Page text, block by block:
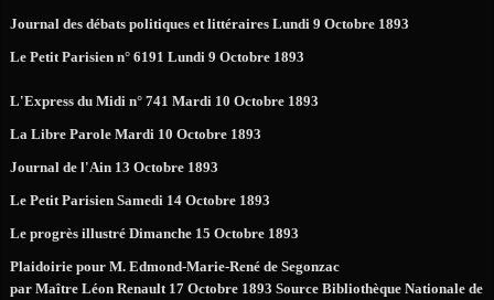
Journal des débats politiques et littéraires Lundi 9 Octobre 1893
Le Petit Parisien n° 6191 Lundi 9 Octobre 1893
L'Express du Midi n° 741 Mardi 10 Octobre 1893
La Libre Parole Mardi 10 Octobre 1893
Journal de l'Ain 13 Octobre 1893
Le Petit Parisien Samedi 14 Octobre 1893
Le progrès illustré Dimanche 15 Octobre 1893
Plaidoirie pour M. Edmond-Marie-René de Segonzac
par Maître Léon Renault 17 Octobre 1893 Source Bibliothèque Nationale de